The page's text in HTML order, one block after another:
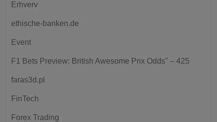
Erhverv
ethische-banken.de
Event
F1 Bets Preview: British Awesome Prix Odds" – 425
faras3d.pl
FinTech
Forex Trading